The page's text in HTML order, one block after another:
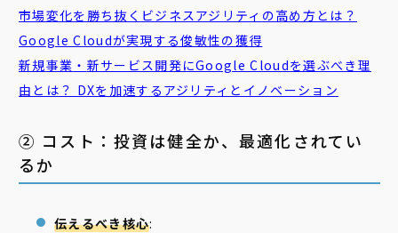
市場変化を勝ち抜く ビジネスアジリティ の高め方とは？
Google Cloudが実現する俊敏性の獲得
新規事業 ・ 新サービス開発にGoogle Cloudを選ぶべき理
由とは？ DXを加速するアジリティとイノベーション
② コスト：投資は健全か、最適化されてい
るか
伝えるべき核心: